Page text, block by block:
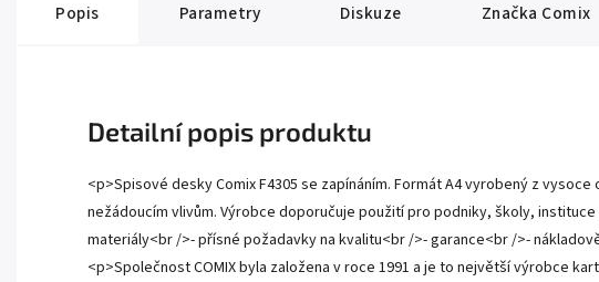
Popis Parametry Diskuze Značka Comix
Detailní popis produktu
<p>Spisové desky Comix F4305 se zapínáním. Formát A4 vyrobený z
nežádoucím vlivům. Výrobce doporučuje použití pro podniky, školy,
materiály<br />- přísné požadavky na kvalitu<br />- garance<br />-
<p>Společnost COMIX byla založena v roce 1991 a je to největší výrobce